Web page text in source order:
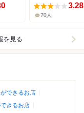
3.28
70人
を見る
できるお店
きるお店